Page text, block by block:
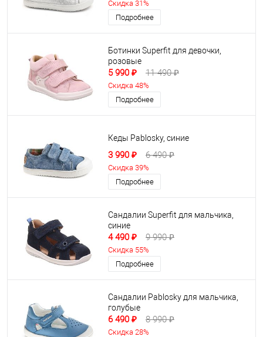
Скидка 31%
Подробнее
Ботинки Superfit для девочки,
розовые
5 990 ₽ 11 490 ₽
Скидка 48%
Подробнее
Кеды Pablosky, синие
3 990 ₽ 6 490 ₽
Скидка 39%
Подробнее
Сандалии Superfit для мальчика,
синие
4 490 ₽ 9 990 ₽
Скидка 55%
Подробнее
Сандалии Pablosky для мальчика,
голубые
6 490 ₽ 8 990 ₽
Скидка 28%